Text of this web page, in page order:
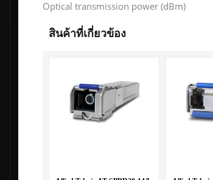
Optical transmission power (dBm)
สินค้าที่เกี่ยวข้อง